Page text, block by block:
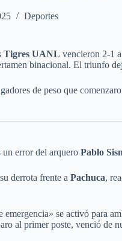
Deportes
Tigres UANL vencieron 2-1 a
binacional. El triunfo
de peso que
error del arquero Pablo
derrota frente a Pachuca,
se activó para
al primer poste, venció de